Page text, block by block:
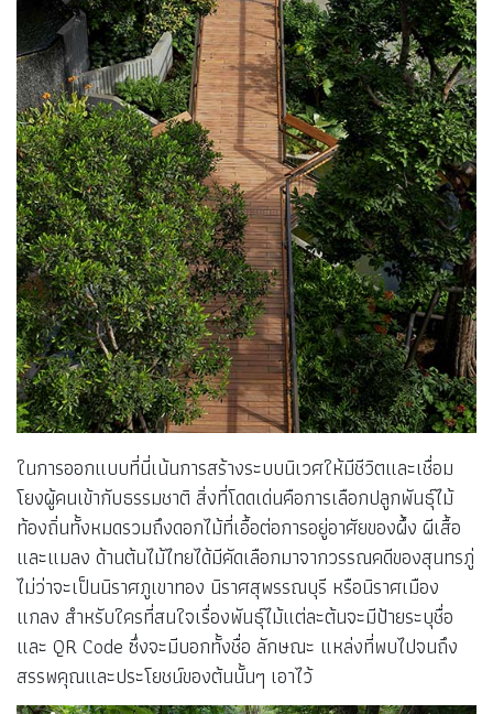
ในการออกแบบที่นี่เน้นการสร้างระบบนิเวศให้มีชีวิตและเชื่อม
โยงผู้คนเข้ากับธรรมชาติ สิ่งที่โดดเด่นคือการเลือกปลูกพันธุ์ไม้
ท้องถิ่นทั้งหมดรวมถึงดอกไม้ที่เอื้อต่อการอยู่อาศัยของผึ้ง ผีเสื้อ
และแมลง ด้านต้นไม้ไทยได้มีคัดเลือกมาจากวรรณคดีของสุนทรภู่
ไม่ว่าจะเป็นนิราศภูเขาทอง นิราศสุพรรณบุรี หรือนิราศเมือง
แกลง สำหรับใครที่สนใจเรื่องพันธุ์ไม้แต่ละต้นจะมีป้ายระบุชื่อ
และ QR Code ซึ่งจะมีบอกทั้งชื่อ ลักษณะ แหล่งที่พบไปจนถึง
สรรพคุณและประโยชน์ของต้นนั้นๆ เอาไว้